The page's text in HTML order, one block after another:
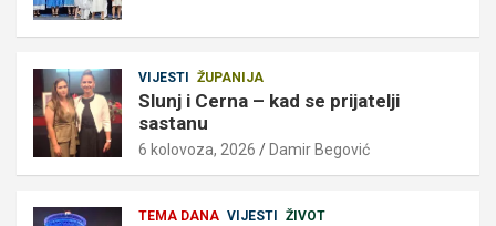
VIJESTI ŽUPANIJA
Slunj i Cerna – kad se prijatelji
sastanu
6 kolovoza, 2026 Damir Begović
TEMA DANA VIJESTI ŽIVOT